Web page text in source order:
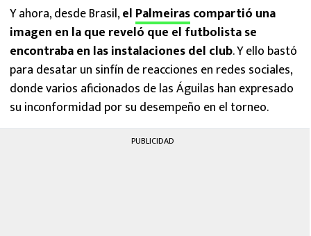
Y ahora, desde Brasil,el Palmeirascompartió una
imagen en la que reveló que el futbolista se
encontraba en las instalaciones del club. Y ello bastó
para desatar un sinfín de reacciones en redes sociales,
donde varios aficionados de las Águilas han expresado
su inconformidad por su desempeño en el torneo.
PUBLICIDAD